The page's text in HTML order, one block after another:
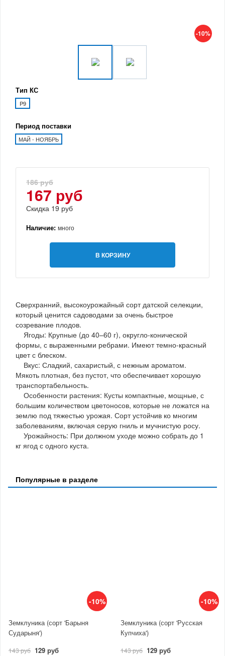
-10%
Тип КС
P9
Период поставки
МАЙ - НОЯБРЬ
186 руб
167 руб
Скидка 19 руб
Наличие: много
В КОРЗИНУ
Сверхранний, высокоурожайный сорт датской селекции,
который ценится садоводами за очень быстрое
созревание плодов.
Ягоды: Крупные (до 40–60 г), округло-конической
формы, с выраженными ребрами. Имеют темно-красный
цвет с блеском.
Вкус: Сладкий, сахаристый, с нежным ароматом.
Мякоть плотная, без пустот, что обеспечивает хорошую
транспортабельность.
Особенности растения: Кусты компактные, мощные, с
большим количеством цветоносов, которые не ложатся на
землю под тяжестью урожая. Сорт устойчив ко многим
заболеваниям, включая серую гниль и мучнистую росу.
Урожайность: При должном уходе можно собрать до 1
кг ягод с одного куста.
Популярные в разделе
-10%
Земклуника (сорт 'Барыня
Сударыня')
143 руб 129 руб
-10%
Земклуника (сорт 'Русская
Купчиха')
143 руб 129 руб